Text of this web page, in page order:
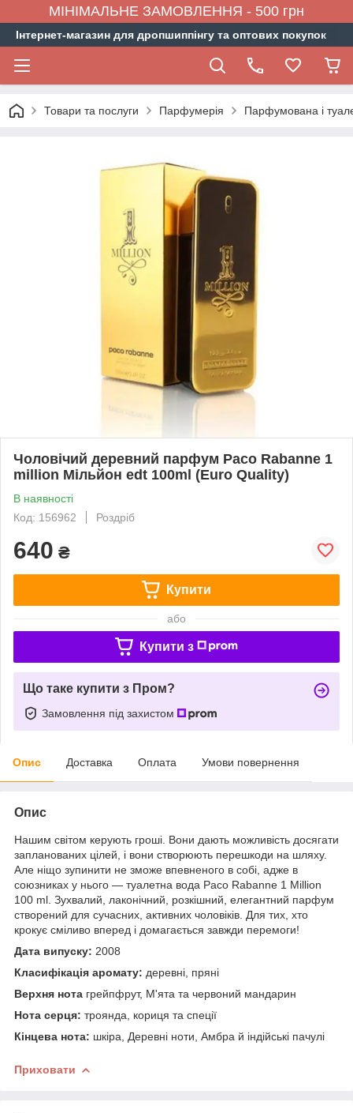
МІНІМАЛЬНЕ ЗАМОВЛЕННЯ - 500 грн
Інтернет-магазин для дропшиппінгу та оптових покупок
Товари та послуги Парфумерія Парфумована і
Чоловічий деревний парфум Paco Rabanne 1
million Мільйон edt 100ml (Euro Quality)
В наявності
Код: 156962
Роздріб
640 ₴
Купити
або
Купити з
Що таке купити з Пром?
Замовлення під захистом
Опис Доставка Оплата Умови повернення
Опис
Нашим світом керують гроші. Вони дають можливість досягати
запланованих цілей, і вони створюють перешкоди на шляху.
Але ніщо зупинити не зможе впевненого в собі, адже в
союзниках у нього — туалетна вода Paco Rabanne 1 Million
100 ml. Зухвалий, лаконічний, розкішний, елегантний парфум
створений для сучасних, активних чоловіків. Для тих, хто
крокує сміливо вперед і домагається завжди перемоги!
Дата випуску: 2008
Класифікація аромату: деревні, пряні
Верхня нота грейпфрут, М'ята та червоний мандарин
Нота серця: троянда, кориця та спеції
Кінцева нота: шкіра, Деревні ноти, Амбра й індійські пачулі
Приховати